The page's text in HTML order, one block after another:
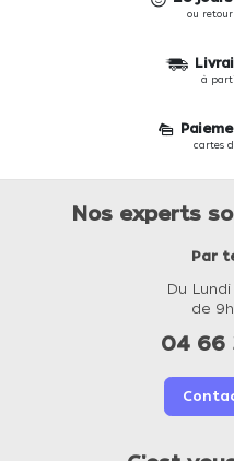
ou
à
cartes
Nos experts
Par
Du
de
04 66